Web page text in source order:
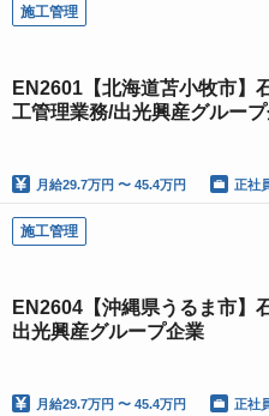
施工管理
EN2601【北海道苫小牧市】
工管理業務/出光興産グルー
月給29.7万円 〜 45.4万円 正社
施工管理
EN2604【沖縄県うるま市】
出光興産グループ企業
月給29.7万円 〜 45.4万円 正社